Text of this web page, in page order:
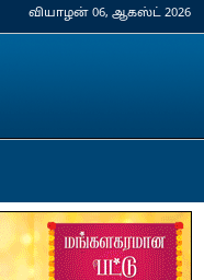
வியாழன் 06, ஆகஸ்ட் 2026